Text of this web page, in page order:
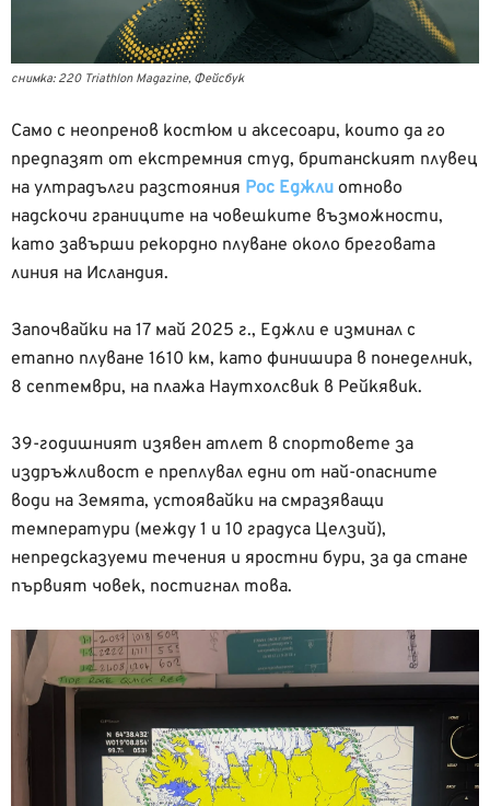
снимка: 220 Triathlon Magazine, Фейсбук
Само с неопренов костюм и аксесоари, които да го
предпазят от екстремния студ, британският плувец
на ултрадълги разстояния Рос Еджли отново
надскочи границите на човешките възможности,
като завърши рекордно плуване около бреговата
линия на Исландия.
Започвайки на 17 май 2025 г., Еджли е изминал с
етапно плуване 1610 км, като финишира в понеделник,
8 септември, на плажа Наутхолсвик в Рейкявик.
39-годишният изявен атлет в спортовете за
издръжливост е преплувал едни от най-опасните
води на Земята, устоявайки на смразяващи
температури (между 1 и 10 градуса Целзий),
непредсказуеми течения и яростни бури, за да стане
първият човек, постигнал това.